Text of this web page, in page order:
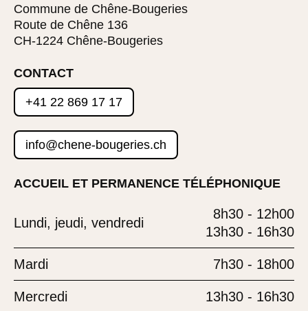
Commune de Chêne-Bougeries
Route de Chêne 136
CH-1224 Chêne-Bougeries
CONTACT
+41 22 869 17 17
info@chene-bougeries.ch
ACCUEIL ET PERMANENCE TÉLÉPHONIQUE
Lundi, jeudi, vendredi
8h30 - 12h00
13h30 - 16h30
Mardi 7h30 - 18h00
Mercredi 13h30 - 16h30